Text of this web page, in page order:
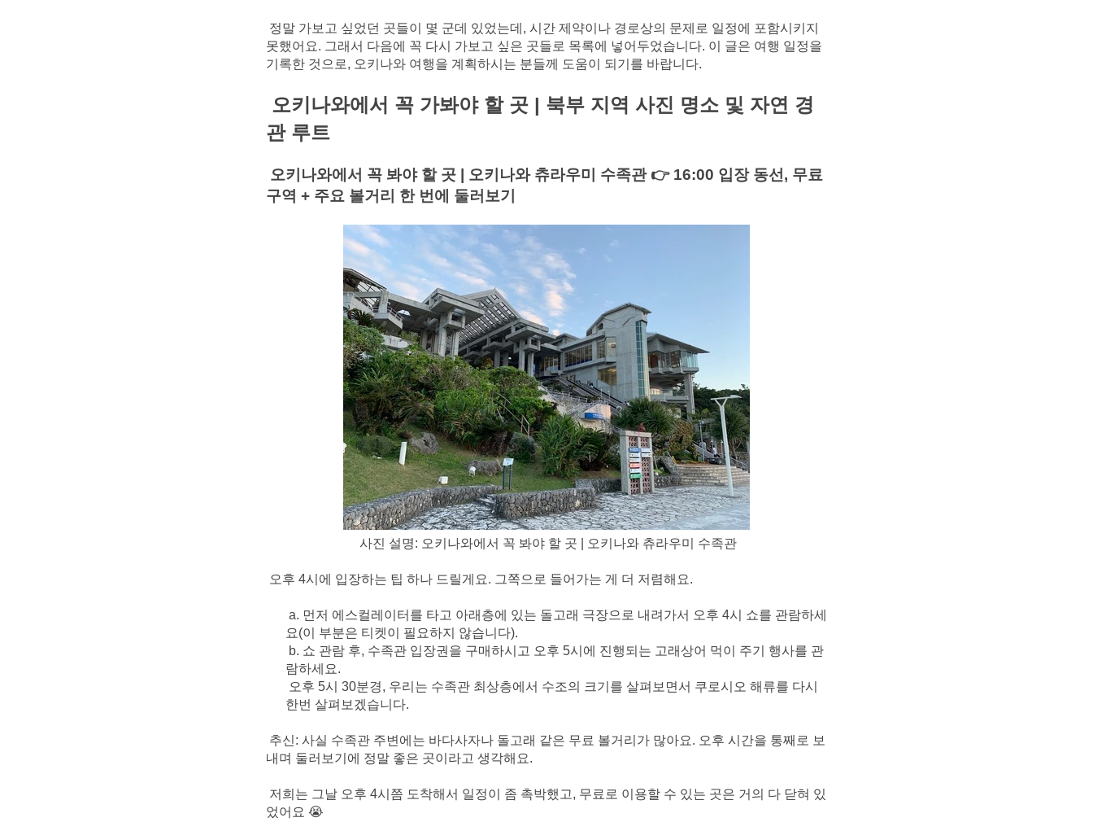
정말 가보고 싶었던 곳들이 몇 군데 있었는데, 시간 제약이나 경로상의 문제로 일정에 포함시키지
못했어요. 그래서 다음에 꼭 다시 가보고 싶은 곳들로 목록에 넣어두었습니다. 이 글은 여행 일정을
기록한 것으로, 오키나와 여행을 계획하시는 분들께 도움이 되기를 바랍니다.
오키나와에서 꼭 가봐야 할 곳 | 북부 지역 사진 명소 및 자연 경
관 루트
오키나와에서 꼭 봐야 할 곳 | 오키나와 츄라우미 수족관 👉 16:00 입장 동선, 무료
구역 + 주요 볼거리 한 번에 둘러보기
사진 설명: 오키나와에서 꼭 봐야 할 곳 | 오키나와 츄라우미 수족관
오후 4시에 입장하는 팁 하나 드릴게요. 그쪽으로 들어가는 게 더 저렴해요.
a. 먼저 에스컬레이터를 타고 아래층에 있는 돌고래 극장으로 내려가서 오후 4시 쇼를 관람하세
요(이 부분은 티켓이 필요하지 않습니다).
b. 쇼 관람 후, 수족관 입장권을 구매하시고 오후 5시에 진행되는 고래상어 먹이 주기 행사를 관
람하세요.
오후 5시 30분경, 우리는 수족관 최상층에서 수조의 크기를 살펴보면서 쿠로시오 해류를 다시
한번 살펴보겠습니다.
추신: 사실 수족관 주변에는 바다사자나 돌고래 같은 무료 볼거리가 많아요. 오후 시간을 통째로 보
내며 둘러보기에 정말 좋은 곳이라고 생각해요.
저희는 그날 오후 4시쯤 도착해서 일정이 좀 촉박했고, 무료로 이용할 수 있는 곳은 거의 다 닫혀 있
었어요 😭